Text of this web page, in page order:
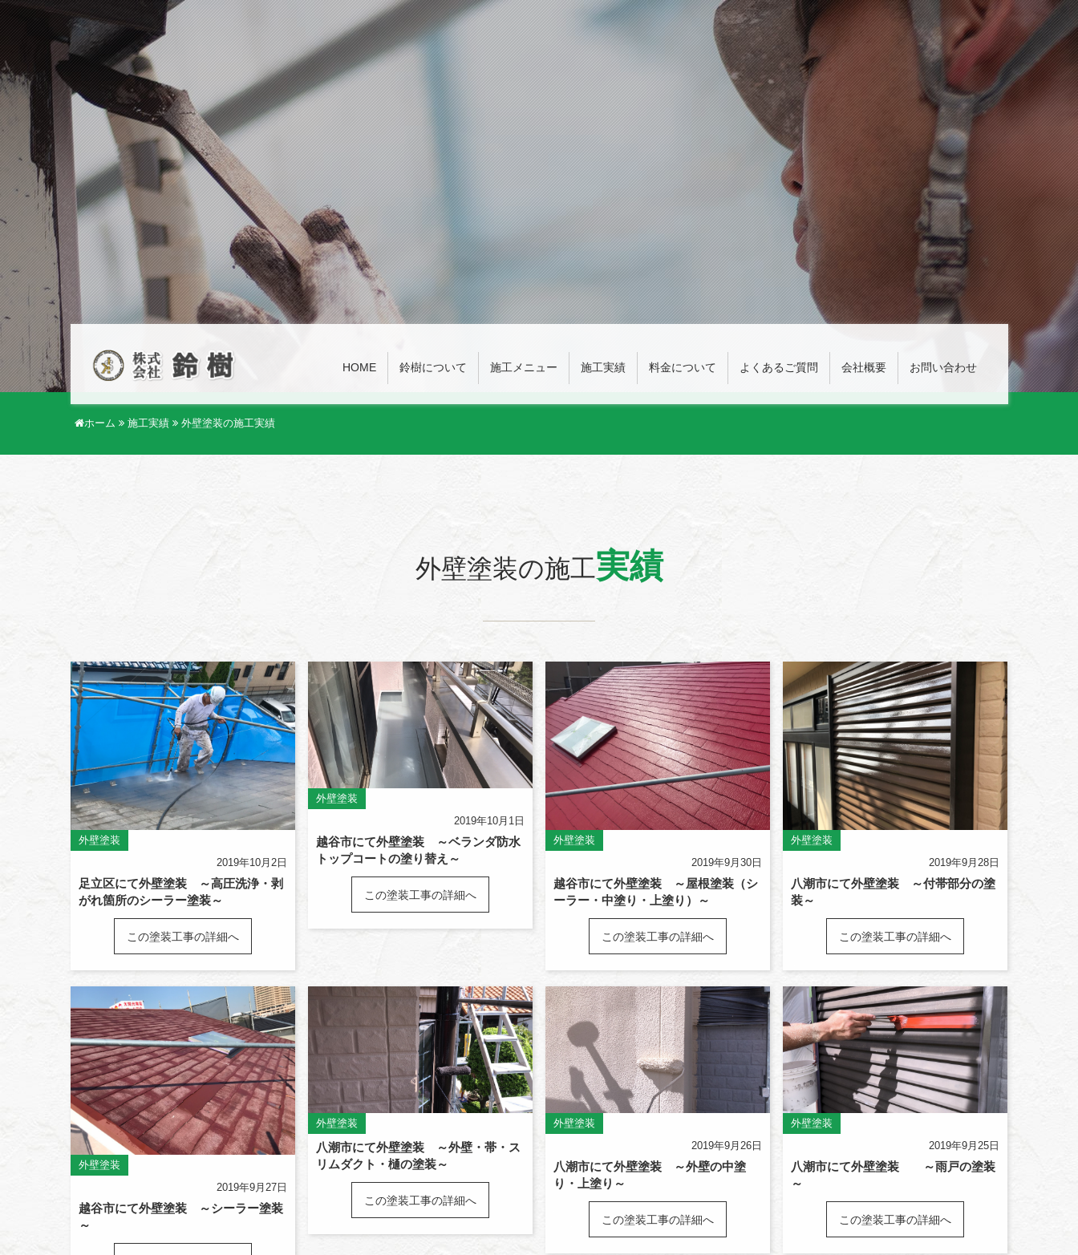
HOME 鈴樹について 施工メニュー 施工実績 料金について よくあるご質問 会社概要 お問い合わせ
ホーム 施工実績 外壁塗装の施工実績
外壁塗装の施工実績
外壁塗装
2019年10月2日
足立区にて外壁塗装 ～高圧洗浄・剥
がれ箇所のシーラー塗装～
この塗装工事の詳細へ
外壁塗装
2019年10月1日
越谷市にて外壁塗装 ～ベランダ防水
トップコートの塗り替え～
この塗装工事の詳細へ
外壁塗装
2019年9月30日
越谷市にて外壁塗装 ～屋根塗装（シ
ーラー・中塗り・上塗り）～
この塗装工事の詳細へ
外壁塗装
2019年9月28日
八潮市にて外壁塗装 ～付帯部分の塗
装～
この塗装工事の詳細へ
外壁塗装
2019年9月27日
越谷市にて外壁塗装 ～シーラー塗装
～
外壁塗装
八潮市にて外壁塗装 ～外壁・帯・ス
リムダクト・樋の塗装～
この塗装工事の詳細へ
外壁塗装
2019年9月26日
八潮市にて外壁塗装 ～外壁の中塗
り・上塗り～
この塗装工事の詳細へ
外壁塗装
2019年9月25日
八潮市にて外壁塗装 ～雨戸の塗装
～
この塗装工事の詳細へ